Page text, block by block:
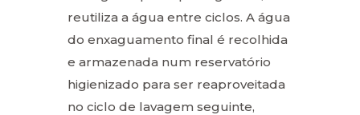
reutiliza a água entre ciclos. A água
do enxaguamento final é recolhida
e armazenada num reservatório
higienizado para ser reaproveitada
no ciclo de lavagem seguinte,